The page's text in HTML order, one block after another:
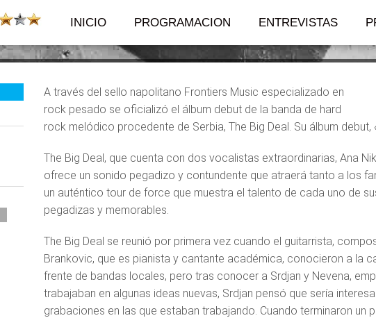
INICIO PROGRAMACION ENTREVISTAS
A través del sello napolitano Frontiers Music especializado en
rock pesado se oficializó el álbum debut de la banda de hard
rock melódico procedente de Serbia, The Big Deal. Su álbum debut,
The Big Deal, que cuenta con dos vocalistas extraordinarias, Ana
ofrece un sonido pegadizo y contundente que atraerá tanto a los
un auténtico tour de force que muestra el talento de cada uno de
pegadizas y memorables.
The Big Deal se reunió por primera vez cuando el guitarrista,
Brankovic, que es pianista y cantante académica, conocieron a la
frente de bandas locales, pero tras conocer a Srdjan y Nevena,
trabajaban en algunas ideas nuevas, Srdjan pensó que sería
grabaciones en las que estaban trabajando. Cuando terminaron